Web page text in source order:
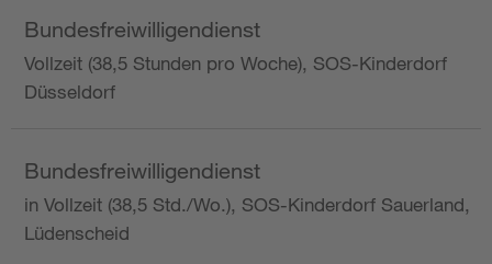
Bundesfreiwilligendienst
Vollzeit (38,5 Stunden pro Woche), SOS-Kinderdorf
Düsseldorf
Bundesfreiwilligendienst
in Vollzeit (38,5 Std./Wo.), SOS-Kinderdorf Sauerland,
Lüdenscheid